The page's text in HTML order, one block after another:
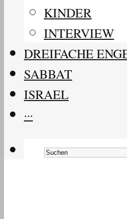
KINDER
INTERVIEW
DREIFACHE
SABBAT
ISRAEL
···